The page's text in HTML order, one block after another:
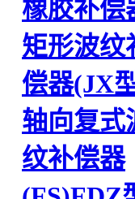
橡胶补偿
矩形波纹
偿器(JX
轴向复式
纹补偿器